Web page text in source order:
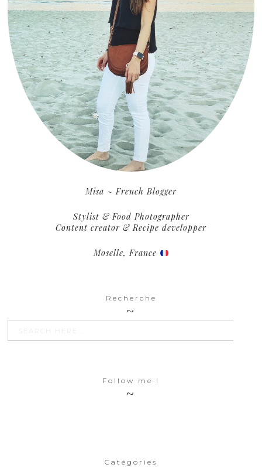
Misa ~ French Blogger
Stylist & Food Photographer
Content creator & Recipe developper
Moselle, France
Recherche
Search SEARCH
Follow me !
Catégories